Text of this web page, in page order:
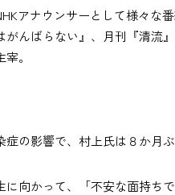
アナウンサーとして様々な
がんばらない』、月刊『清流
。
の影響で、村上氏は８か月
に向かって、「不安な面持ち